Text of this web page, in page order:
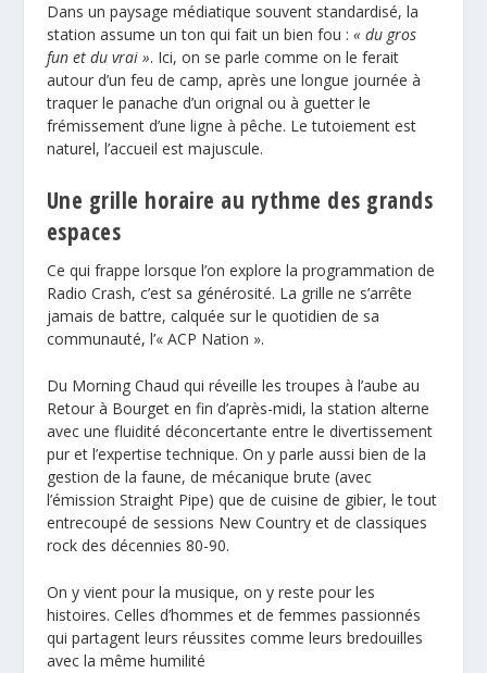
Dans un paysage médiatique souvent standardisé, la
station assume un ton qui fait un bien fou : « du gros
fun et du vrai ». Ici, on se parle comme on le ferait
autour d’un feu de camp, après une longue journée à
traquer le panache d’un orignal ou à guetter le
frémissement d’une ligne à pêche. Le tutoiement est
naturel, l’accueil est majuscule.
Une grille horaire au rythme des grands
espaces
Ce qui frappe lorsque l’on explore la programmation de
Radio Crash, c’est sa générosité. La grille ne s’arrête
jamais de battre, calquée sur le quotidien de sa
communauté, l’« ACP Nation ».
Du Morning Chaud qui réveille les troupes à l’aube au
Retour à Bourget en fin d’après-midi, la station alterne
avec une fluidité déconcertante entre le divertissement
pur et l’expertise technique. On y parle aussi bien de la
gestion de la faune, de mécanique brute (avec
l’émission Straight Pipe) que de cuisine de gibier, le tout
entrecoupé de sessions New Country et de classiques
rock des décennies 80-90.
On y vient pour la musique, on y reste pour les
histoires. Celles d’hommes et de femmes passionnés
qui partagent leurs réussites comme leurs bredouilles
avec la même humilité